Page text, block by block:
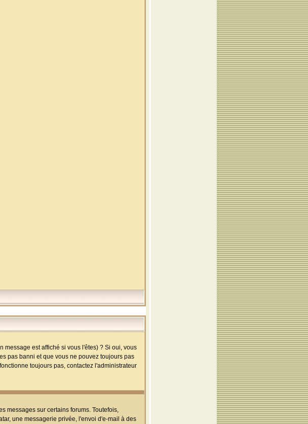
message est affiché si vous l'êtes) ? Si oui, vous
pas banni et que vous ne pouvez toujours pas
toujours pas, contactez l'administrateur
messages sur certains forums. Toutefois,
une messagerie privée, l'envoi d'e-mail à des